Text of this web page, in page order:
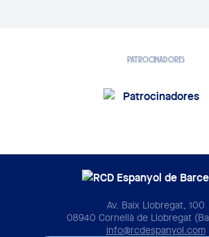
PATROCINADORES
Av. Baix Llobregat, 100
08940 Cornellà de Llobregat
info@rcdespanyol.com